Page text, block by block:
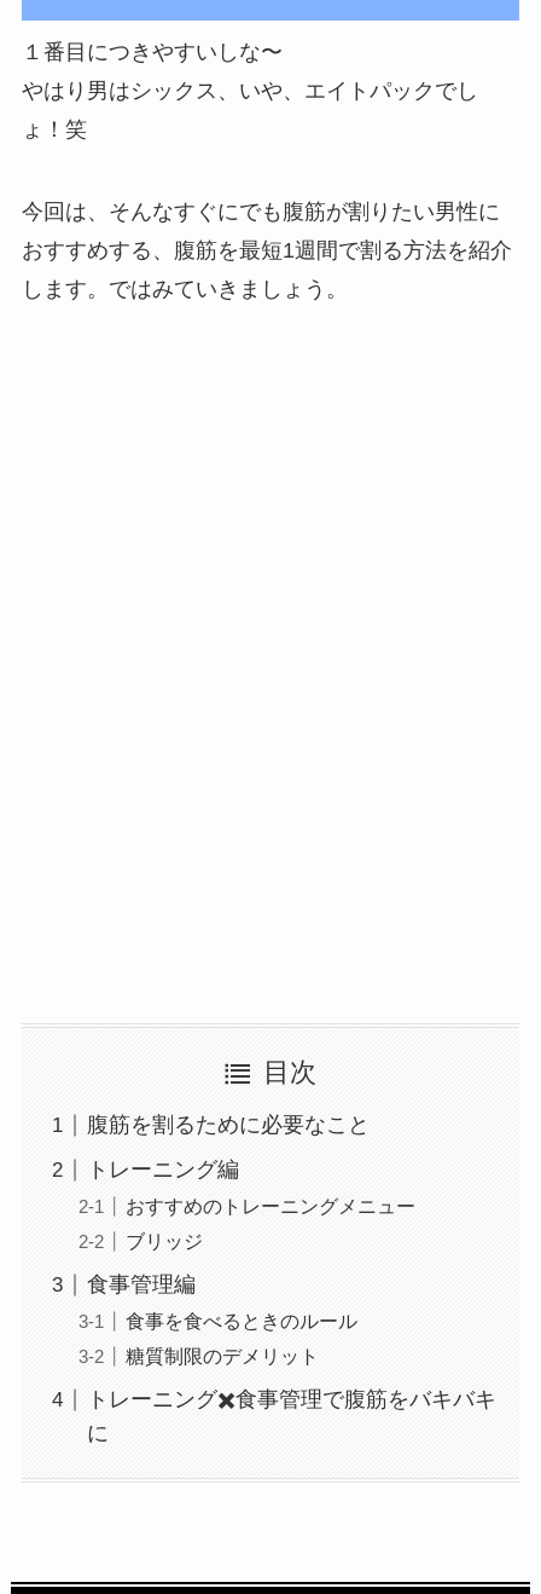
１番目につきやすいしな〜
やはり男はシックス、いや、エイトパックでし
ょ！笑
今回は、そんなすぐにでも腹筋が割りたい男性に
おすすめする、腹筋を最短1週間で割る方法を紹介
します。ではみていきましょう。
目次
腹筋を割るために必要なこと
トレーニング編
おすすめのトレーニングメニュー
ブリッジ
食事管理編
食事を食べるときのルール
糖質制限のデメリット
トレーニング✖️食事管理で腹筋をバキバキ
に